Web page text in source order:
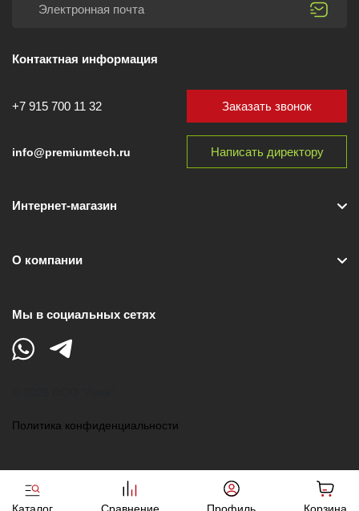
Каталог Сравнение Профиль Корзина
Контактная информация
+7 915 700 11 32
info@premiumtech.ru
Заказать звонок
Написать директору
Интернет-магазин
О компании
Мы в социальных сетях
Политика конфиденциальности